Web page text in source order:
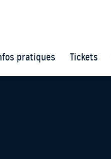
pratiques Tickets